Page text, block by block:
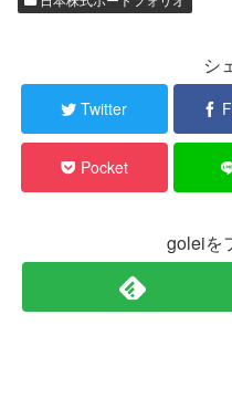
シ
Twitter
Pocket
goleiを